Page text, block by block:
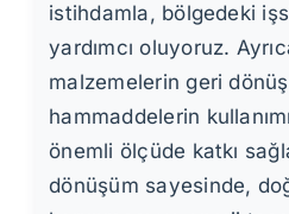
istihdamla, bölgedeki
yardımcı oluyoruz.
malzemelerin geri
hammaddelerin
önemli ölçüde katkı
dönüşüm sayesinde,